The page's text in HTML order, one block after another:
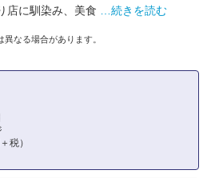
店に馴染み、美食
…続きを読む
なる場合があります。
税）